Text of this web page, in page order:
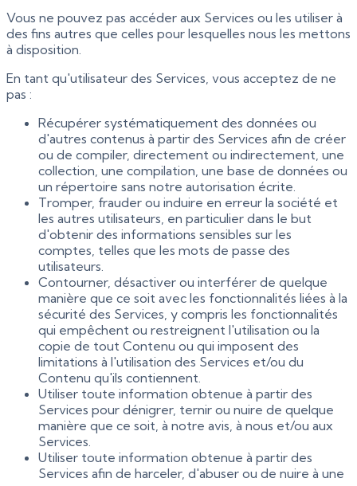
Vous ne pouvez pas accéder aux Services ou les utiliser à
des fins autres que celles pour lesquelles nous les mettons
à disposition.
En tant qu'utilisateur des Services, vous acceptez de ne
pas :
Récupérer systématiquement des données ou
d'autres contenus à partir des Services afin de créer
ou de compiler, directement ou indirectement, une
collection, une compilation, une base de données ou
un répertoire sans notre autorisation écrite.
Tromper, frauder ou induire en erreur la société et
les autres utilisateurs, en particulier dans le but
d'obtenir des informations sensibles sur les
comptes, telles que les mots de passe des
utilisateurs.
Contourner, désactiver ou interférer de quelque
manière que ce soit avec les fonctionnalités liées à la
sécurité des Services, y compris les fonctionnalités
qui empêchent ou restreignent l'utilisation ou la
copie de tout Contenu ou qui imposent des
limitations à l'utilisation des Services et/ou du
Contenu qu'ils contiennent.
Utiliser toute information obtenue à partir des
Services pour dénigrer, ternir ou nuire de quelque
manière que ce soit, à notre avis, à nous et/ou aux
Services.
Utiliser toute information obtenue à partir des
Services afin de harceler, d'abuser ou de nuire à une